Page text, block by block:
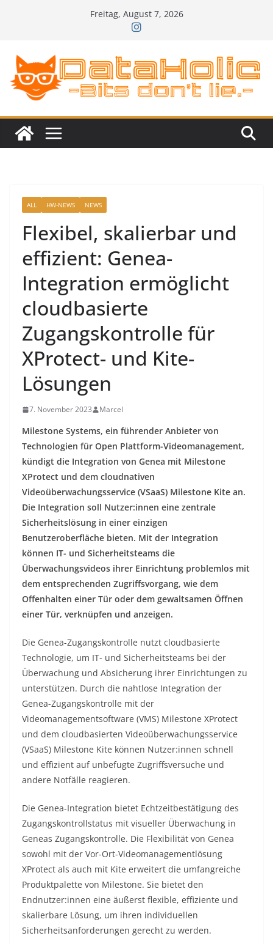
Freitag, August 7, 2026
ALL HW-NEWS NEWS
Flexibel, skalierbar und
effizient: Genea-
Integration ermöglicht
cloudbasierte
Zugangskontrolle für
XProtect- und Kite-
Lösungen
7. November 2023 Marcel
Milestone Systems, ein führender Anbieter von
Technologien für Open Plattform-Videomanagement,
kündigt die Integration von Genea mit Milestone
XProtect und dem cloudnativen
Videoüberwachungsservice (VSaaS) Milestone Kite an.
Die Integration soll Nutzer:innen eine zentrale
Sicherheitslösung in einer einzigen
Benutzeroberfläche bieten. Mit der Integration
können IT- und Sicherheitsteams die
Überwachungsvideos ihrer Einrichtung problemlos mit
dem entsprechenden Zugriffsvorgang, wie dem
Offenhalten einer Tür oder dem gewaltsamen Öffnen
einer Tür, verknüpfen und anzeigen.
Die Genea-Zugangskontrolle nutzt cloudbasierte
Technologie, um IT- und Sicherheitsteams bei der
Überwachung und Absicherung ihrer Einrichtungen zu
unterstützen. Durch die nahtlose Integration der
Genea-Zugangskontrolle mit der
Videomanagementsoftware (VMS) Milestone XProtect
und dem cloudbasierten Videoüberwachungsservice
(VSaaS) Milestone Kite können Nutzer:innen schnell
und effizient auf unbefugte Zugriffsversuche und
andere Notfälle reagieren.
Die Genea-Integration bietet Echtzeitbestätigung des
Zugangskontrollstatus mit visueller Überwachung in
Geneas Zugangskontrolle. Die Flexibilität von Genea
sowohl mit der Vor-Ort-Videomanagementlösung
XProtect als auch mit Kite erweitert die umfangreiche
Produktpalette von Milestone. Sie bietet den
Endnutzer:innen eine äußerst flexible, effiziente und
skalierbare Lösung, um ihren individuellen
Sicherheitsanforderungen gerecht zu werden.